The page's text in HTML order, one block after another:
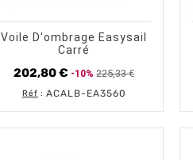
Voile D'ombrage Easysail
Carré
202,80 € Prix
de
-10% 225,33 €
Prix
Réf : ACALB-EA3560